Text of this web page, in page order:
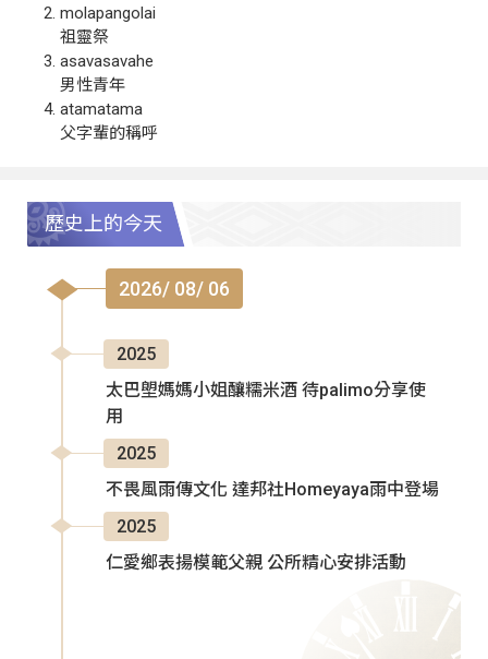
molapangolai
祖靈祭
asavasavahe
男性青年
atamatama
父字輩的稱呼
歷史上的今天
2026/ 08/ 06
2025
太巴塱媽媽小姐釀糯米酒 待palimo分享使
用
2025
不畏風雨傳文化 達邦社Homeyaya雨中登場
2025
仁愛鄉表揚模範父親 公所精心安排活動